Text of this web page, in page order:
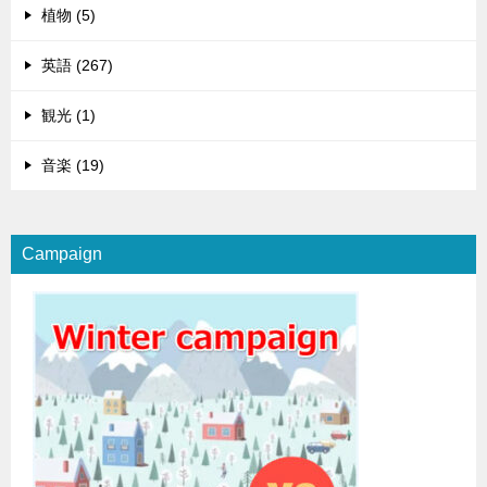
植物 (5)
英語 (267)
観光 (1)
音楽 (19)
Campaign